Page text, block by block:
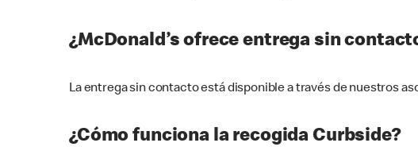
¿McDonald’s ofrece entrega sin
La entrega sin contacto está disponible a través de nuestros
¿Cómo funciona la recogida Curbside?